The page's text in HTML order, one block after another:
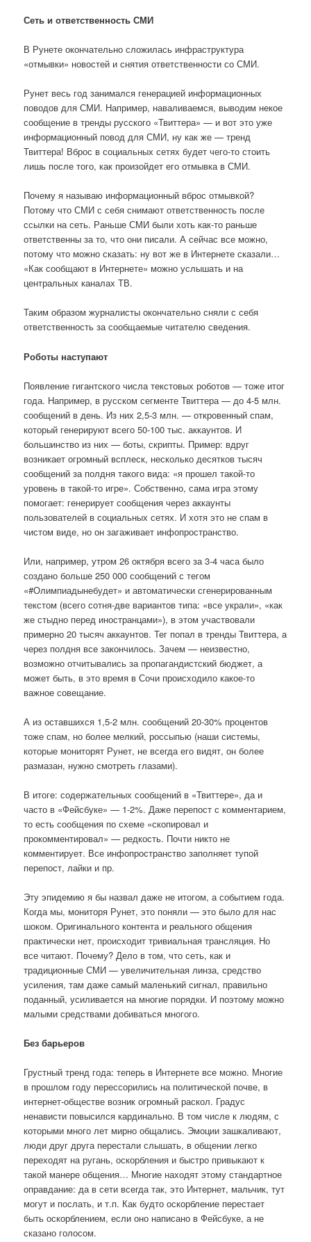
Сеть и ответственность СМИ
В Рунете окончательно сложилась инфраструктура
«отмывки» новостей и снятия ответственности со СМИ.
Рунет весь год занимался генерацией информационных
поводов для СМИ. Например, наваливаемся, выводим некое
сообщение в тренды русского «Твиттера» — и вот это уже
информационный повод для СМИ, ну как же — тренд
Твиттера! Вброс в социальных сетях будет чего-то стоить
лишь после того, как произойдет его отмывка в СМИ.
Почему я называю информационный вброс отмывкой?
Потому что СМИ с себя снимают ответственность после
ссылки на сеть. Раньше СМИ были хоть как-то раньше
ответственны за то, что они писали. А сейчас все можно,
потому что можно сказать: ну вот же в Интернете сказали…
«Как сообщают в Интернете» можно услышать и на
центральных каналах ТВ.
Таким образом журналисты окончательно сняли с себя
ответственность за сообщаемые читателю сведения.
Роботы наступают
Появление гигантского числа текстовых роботов — тоже итог
года. Например, в русском сегменте Твиттера — до 4-5 млн.
сообщений в день. Из них 2,5-3 млн. — откровенный спам,
который генерируют всего 50-100 тыс. аккаунтов. И
большинство из них — боты, скрипты. Пример: вдруг
возникает огромный всплеск, несколько десятков тысяч
сообщений за полдня такого вида: «я прошел такой-то
уровень в такой-то игре». Собственно, сама игра этому
помогает: генерирует сообщения через аккаунты
пользователей в социальных сетях. И хотя это не спам в
чистом виде, но он загаживает инфопространство.
Или, например, утром 26 октября всего за 3-4 часа было
создано больше 250 000 сообщений с тегом
«#Олимпиадынебудет» и автоматически сгенерированным
текстом (всего сотня-две вариантов типа: «все украли», «как
же стыдно перед иностранцами»), в этом участвовали
примерно 20 тысяч аккаунтов. Тег попал в тренды Твиттера, а
через полдня все закончилось. Зачем — неизвестно,
возможно отчитывались за пропагандистский бюджет, а
может быть, в это время в Сочи происходило какое-то
важное совещание.
А из оставшихся 1,5-2 млн. сообщений 20-30% процентов
тоже спам, но более мелкий, россыпью (наши системы,
которые мониторят Рунет, не всегда его видят, он более
размазан, нужно смотреть глазами).
В итоге: содержательных сообщений в «Твиттере», да и
часто в «Фейсбуке» — 1-2%. Даже перепост с комментарием,
то есть сообщения по схеме «скопировал и
прокомментировал» — редкость. Почти никто не
комментирует. Все инфопространство заполняет тупой
перепост, лайки и пр.
Эту эпидемию я бы назвал даже не итогом, а событием года.
Когда мы, мониторя Рунет, это поняли — это было для нас
шоком. Оригинального контента и реального общения
практически нет, происходит тривиальная трансляция. Но
все читают. Почему? Дело в том, что сеть, как и
традиционные СМИ — увеличительная линза, средство
усиления, там даже самый маленький сигнал, правильно
поданный, усиливается на многие порядки. И поэтому можно
малыми средствами добиваться многого.
Без барьеров
Грустный тренд года: теперь в Интернете все можно. Многие
в прошлом году перессорились на политической почве, в
интернет-обществе возник огромный раскол. Градус
ненависти повысился кардинально. В том числе к людям, с
которыми много лет мирно общались. Эмоции зашкаливают,
люди друг друга перестали слышать, в общении легко
переходят на ругань, оскорбления и быстро привыкают к
такой манере общения… Многие находят этому стандартное
оправдание: да в сети всегда так, это Интернет, мальчик, тут
могут и послать, и т.п. Как будто оскорбление перестает
быть оскорблением, если оно написано в Фейсбуке, а не
сказано голосом.